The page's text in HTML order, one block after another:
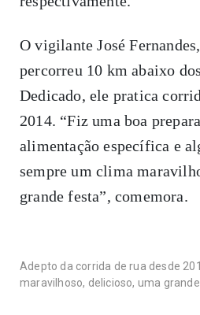
O vigilante José
percorreu 10 km abaixo
Dedicado, ele pratica
2014. “Fiz uma boa
alimentação específica e
sempre um clima
grande festa”, comemora.
Adepto da corrida de rua desde
maravilhoso, delicioso, uma